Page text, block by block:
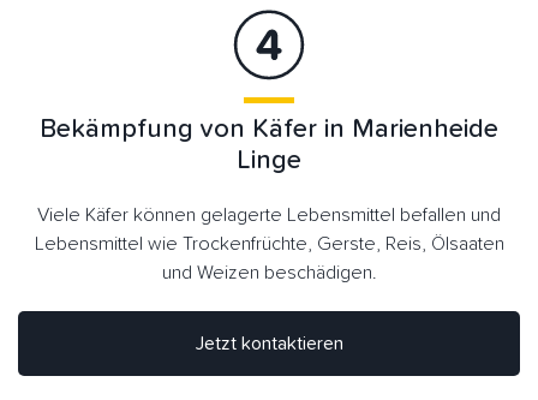
Jetzt kontaktieren
Bekämpfung von Käfer in Marienheide
Linge
Viele Käfer können gelagerte Lebensmittel befallen und
Lebensmittel wie Trockenfrüchte, Gerste, Reis, Ölsaaten
und Weizen beschädigen.